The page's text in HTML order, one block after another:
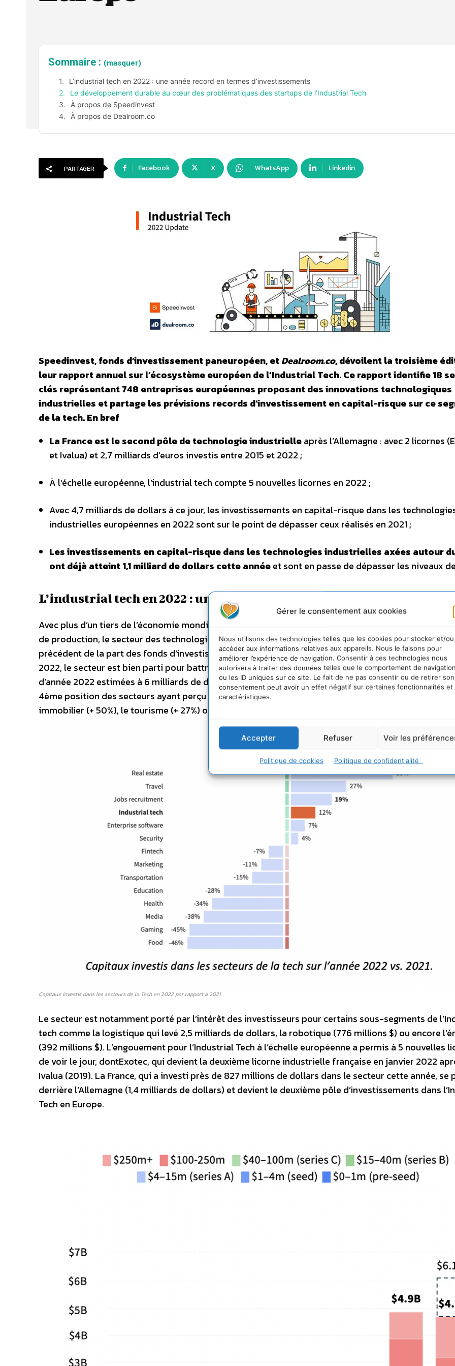
Gérer le consentement aux cookies
Nous utilisons des technologies telles que les cookies pour stocker et/ou
accéder aux informations relatives aux appareils. Nous le faisons pour
améliorer l’expérience de navigation. Consentir à ces technologies nous
autorisera à traiter des données telles que le comportement de navigation
ou les ID uniques sur ce site. Le fait de ne pas consentir ou de retirer son
consentement peut avoir un effet négatif sur certaines fonctionnalités et
caractéristiques.
Accepter Refuser Voir les
Politique de cookies Politique de confidentialité
Sommaire : (masquer)
L’industrial tech en 2022 : une année record en termes d’investissements
Le développement durable au cœur des problématiques des startups de l’Industrial Tech
À propos de Speedinvest
À propos de Dealroom.co
PARTAGER Facebook X WhatsApp Linkedin
Speedinvest, fonds d’investissement paneuropéen, etDealroom.co, dévoilent la troisième
leur rapport annuel sur l’écosystème européen de l’Industrial Tech. Ce rapport identifie 18
clés représentant 748 entreprises européennes proposant des innovations technologiques
industrielles et partage les prévisions records d’investissement en capital-risque sur ce
de la tech.En bref
La France est le second pôle de technologie industrielleaprès l’Allemagne : avec 2 licornes
et Ivalua) et 2,7 milliards d’euros investis entre 2015 et 2022 ;
À l’échelle européenne, l’industrial tech compte 5 nouvelles licornes en 2022 ;
Avec 4,7 milliards de dollars à ce jour, les investissements en capital-risque dans les
industrielles européennes en 2022 sont sur le point de dépasser ceux réalisés en 2021 ;
Les investissements en capital-risque dans les technologies industrielles axées autour
ont déjà atteint 1,1 milliard de dollars cette annéeet sont en passe de dépasser les niveaux
L’industrial tech en 2022 : une année record en termes
Avec plus d’un tiers de l’économie mondiale basée sur l’industrie, soit près de 23 000 milliards de
de production, le secteur des technologies industrielles connaît ces dernières années un
précédent de la part des fonds d’investissement. Selon le rapport, et avec 4,7 milliards de dollars
2022, le secteur est bien parti pour battre le record de l’année précédente avec des prévisions pour
d’année 2022 estimées à 6 milliards de dollars d’investissements en capital-risque. Ce qui le
4ème position des secteurs ayant perçu le plus de capitaux en Europe. Il arrive derrière le secteur
immobilier (+ 50%), le tourisme (+ 27%) ou encore le domaine de la recherche d’emplois (+19%).
Capitaux investis dans les secteurs de la Tech en 2022 par rapport à 2021
Le secteur est notamment porté par l’intérêt des investisseurs pour certains sous-segments de
tech comme la logistique qui levé 2,5 milliards de dollars, la robotique (776 millions $) ou encore
(392 millions $). L’engouement pour l’Industrial Tech à l’échelle européenne a permis à 5 nouvelles
de voir le jour, dontExotec, qui devient la deuxième licorne industrielle française en janvier 2022
Ivalua (2019). La France, qui a investi près de 827 millions de dollars dans le secteur cette année, se
derrière l’Allemagne (1,4 milliards de dollars) et devient le deuxième pôle d’investissements dans
Tech en Europe.